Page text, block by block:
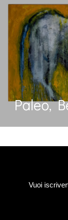
Paleo,
Vuoi